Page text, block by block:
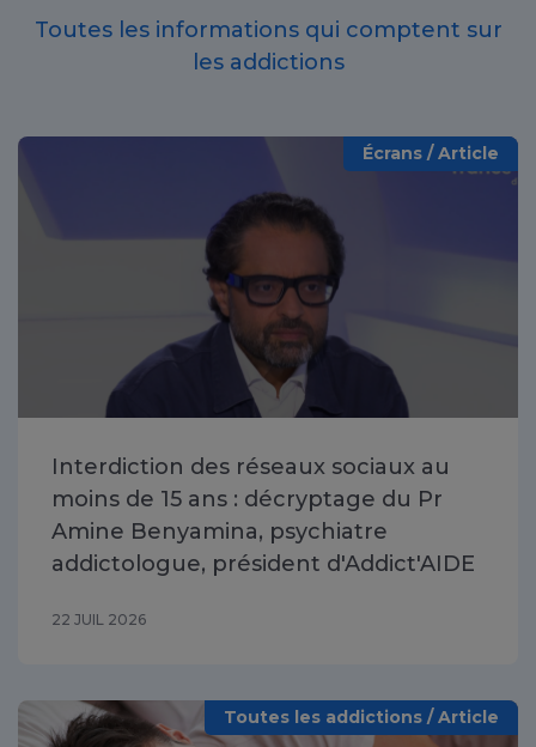
Toutes les informations qui comptent sur
les addictions
Écrans / Article
Interdiction des réseaux sociaux au
moins de 15 ans : décryptage du Pr
Amine Benyamina, psychiatre
addictologue, président d'Addict'AIDE
22 JUIL 2026
Toutes les addictions / Article